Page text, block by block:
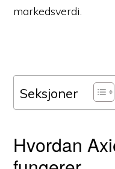
markedsverdi.
Seksjoner
Hvordan